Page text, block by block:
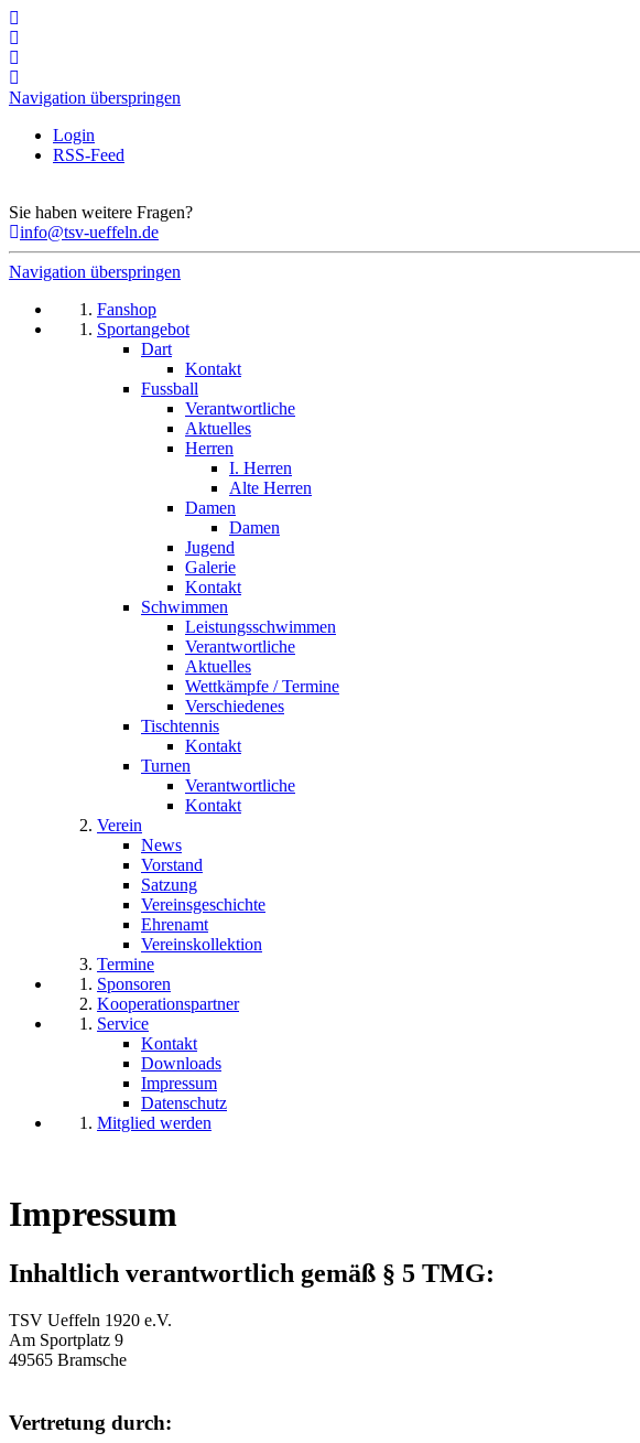
Navigation überspringen
Login
RSS-Feed
Sie haben weitere Fragen?
info@tsv-ueffeln.de
Navigation überspringen
Fanshop
Sportangebot
Dart
Kontakt
Fussball
Verantwortliche
Aktuelles
Herren
I. Herren
Alte Herren
Damen
Damen
Jugend
Galerie
Kontakt
Schwimmen
Leistungsschwimmen
Verantwortliche
Aktuelles
Wettkämpfe / Termine
Verschiedenes
Tischtennis
Kontakt
Turnen
Verantwortliche
Kontakt
Verein
News
Vorstand
Satzung
Vereinsgeschichte
Ehrenamt
Vereinskollektion
Termine
Sponsoren
Kooperationspartner
Service
Kontakt
Downloads
Impressum
Datenschutz
Mitglied werden
Impressum
Inhaltlich verantwortlich gemäß § 5 TMG:
TSV Ueffeln 1920 e.V.
Am Sportplatz 9
49565 Bramsche
Vertretung durch: